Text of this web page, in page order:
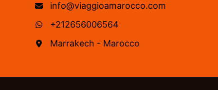
info@viaggioamarocco.com
+212656006564
Marrakech - Marocco